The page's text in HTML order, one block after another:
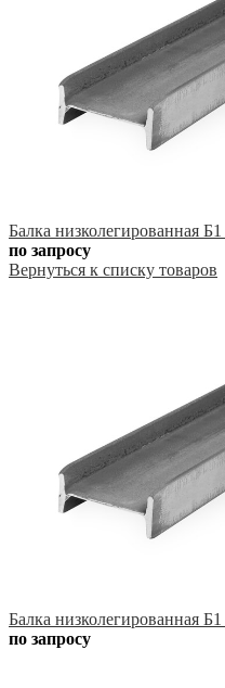
Балка низколегированная
по запросу
Вернуться к списку товаров
Балка низколегированная
по запросу